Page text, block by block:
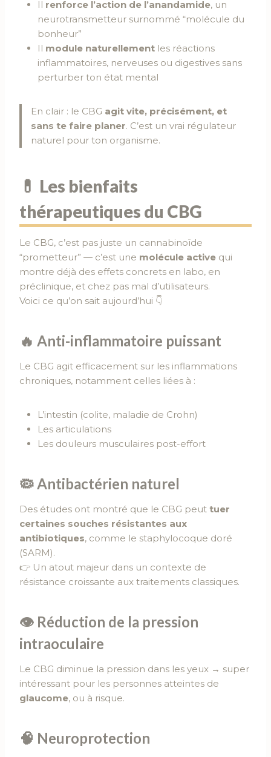
Il renforce l’action de l’anandamide, un
neurotransmetteur surnommé “molécule du
bonheur”
Il module naturellement les réactions
inflammatoires, nerveuses ou digestives sans
perturber ton état mental
En clair : le CBG agit vite, précisément, et
sans te faire planer. C’est un vrai régulateur
naturel pour ton organisme.
💊 Les bienfaits
thérapeutiques du CBG
Le CBG, c’est pas juste un cannabinoïde
“prometteur” — c’est une molécule active qui
montre déjà des effets concrets en labo, en
préclinique, et chez pas mal d’utilisateurs.
Voici ce qu’on sait aujourd’hui 👇
🔥 Anti-inflammatoire puissant
Le CBG agit efficacement sur les inflammations
chroniques, notamment celles liées à :
L’intestin (colite, maladie de Crohn)
Les articulations
Les douleurs musculaires post-effort
🦠Antibactérien naturel
Des études ont montré que le CBG peut tuer
certaines souches résistantes aux
antibiotiques, comme le staphylocoque doré
(SARM).
👉 Un atout majeur dans un contexte de
résistance croissante aux traitements classiques.
👁 Réduction de la pression
intraoculaire
Le CBG diminue la pression dans les yeux → super
intéressant pour les personnes atteintes de
glaucome, ou à risque.
🧠 Neuroprotection